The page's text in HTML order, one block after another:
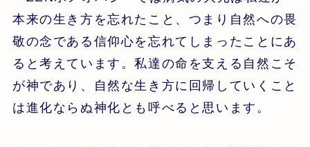
本来の生き方を忘れたこと、つまり自然への畏
敬の念である信仰心を忘れてしまったことにあ
ると考えています。私達の命を支える自然こそ
が神であり、自然な生き方に回帰していくこと
は進化ならぬ神化とも呼べると思います。